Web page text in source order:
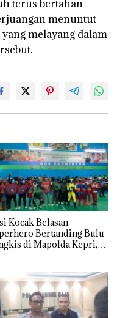
terus bertahan
menuntut
melayang dalam
Kocak Belasan
Bertanding Bulu
di Mapolda Kepri,